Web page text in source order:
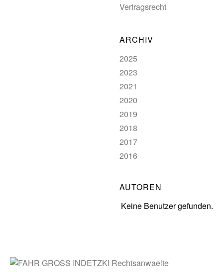
Vertragsrecht
ARCHIV
2025
2023
2021
2020
2019
2018
2017
2016
AUTOREN
Keine Benutzer gefunden.